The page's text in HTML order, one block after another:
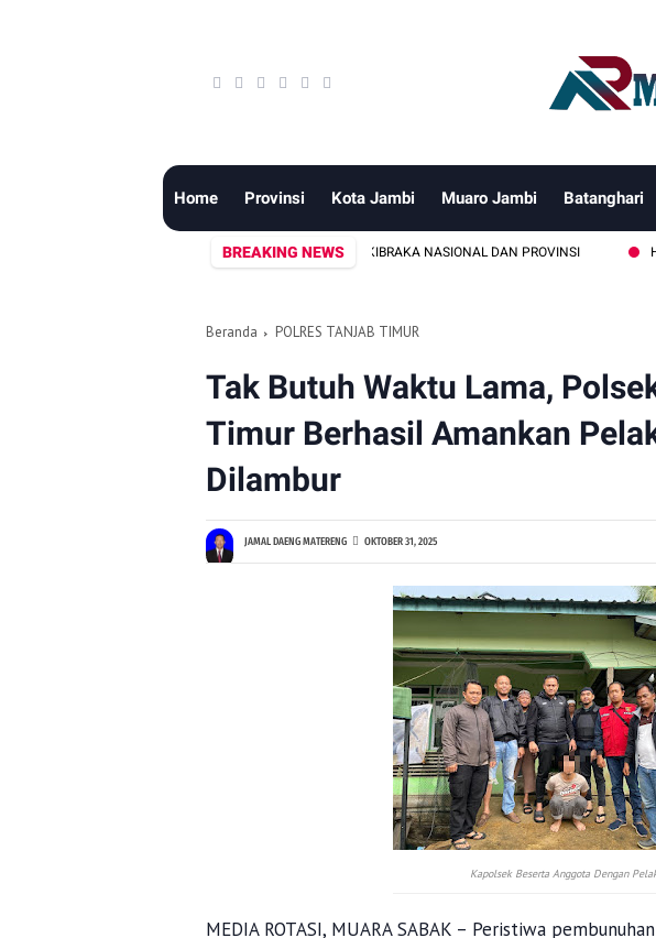
Home Provinsi Kota Jambi Muaro Jambi Batanghari
BREAKING NEWS
TERBAIK SUNGAI PENUH MENUJU TUGAS PASKIBRAKA NASIONAL DAN PROVINSI HASIL
Beranda POLRES TANJAB TIMUR
Tak Butuh Waktu Lama,
Timur Berhasil Amankan
Dilambur
JAMAL DAENG MATERENG OKTOBER 31, 2025
Kapolsek Beserta Anggota Dengan
MEDIA ROTASI, MUARA SABAK – Peristiwa